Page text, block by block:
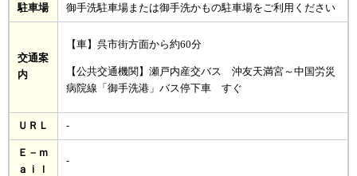
駐車場 御手洗駐車場または御手洗かもの駐車場をご利用ください
交通案
内
【車】呉市街方面から約60分
【公共交通機関】瀬戸内産交バス 沖友天満宮～中国労災
病院線「御手洗港」バス停下車 すぐ
ＵＲＬ -
Ｅ－ｍ
ａｉｌ
-